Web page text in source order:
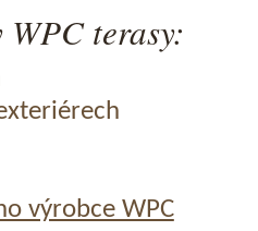
terasy:
výrobce WPC